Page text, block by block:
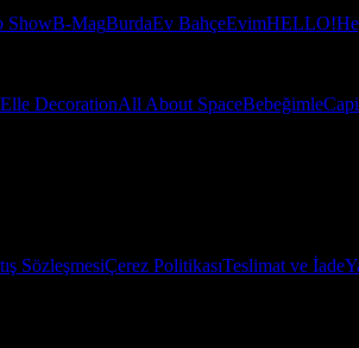
ShowB-MagBurdaEv BahçeEvimHELLO!
Elle DecorationAll About SpaceBebeğimle
SözleşmesiÇerez PolitikasıTeslimat ve İade